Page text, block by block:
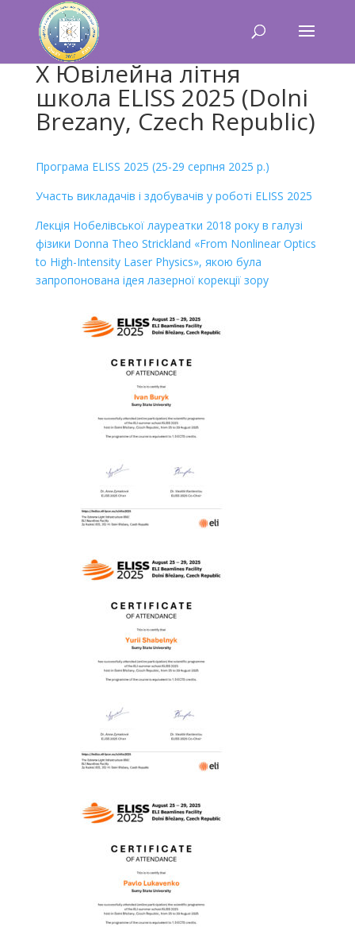
Х Ювілейна літня
школа ELISS 2025 (Dolni
Brezany, Czech Republic)
Програма ELISS 2025 (25-29 серпня 2025 р.)
Участь викладачів і здобувачів у роботі ELISS 2025
Лекція Нобелівської лауреатки 2018 року в галузі
фізики Donna Theo Strickland «From Nonlinear Optics
to High-Intensity Laser Physics», якою була
запропонована ідея лазерної корекції зору